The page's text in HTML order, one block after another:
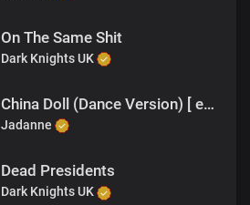
On The Same Shit
Dark Knights UK
China Doll (Dance Version) [ ezmp3.cc ]
Jadanne
Dead Presidents
Dark Knights UK